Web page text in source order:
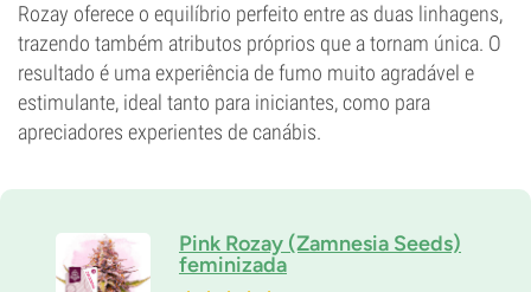
Rozay oferece o equilíbrio perfeito entre as duas linhagens,
trazendo também atributos próprios que a tornam única. O
resultado é uma experiência de fumo muito agradável e
estimulante, ideal tanto para iniciantes, como para
apreciadores experientes de canábis.
Pink Rozay (Zamnesia Seeds)
feminizada